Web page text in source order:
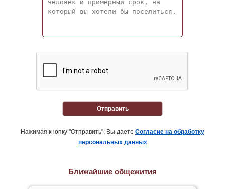
Отправить
Нажимая кнопку "Отправить", Вы даете Согласие на обработку
персональных данных
Ближайшие общежития